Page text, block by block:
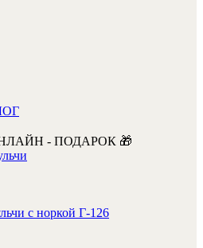
- ПОДАРОК 🎁
с норкой Г-126